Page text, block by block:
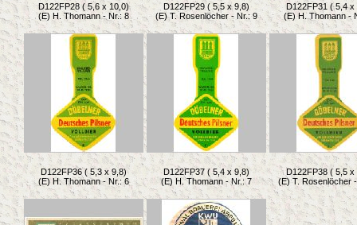
D122FP28 ( 5,6 x 10,0)
(E) H. Thomann - Nr.: 8
D122FP29 ( 5,5 x 9,8)
(E) T. Rosenlöcher - Nr.: 9
D122FP31 ( 5,4 x
(E) H. Thomann -
D122FP36 ( 5,3 x 9,8)
(E) H. Thomann - Nr.: 6
D122FP37 ( 5,4 x 9,8)
(E) H. Thomann - Nr.: 7
D122FP38 ( 5,5 x
(E) T. Rosenlöcher